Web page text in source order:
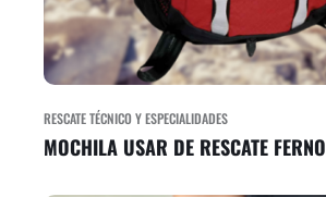
RESCATE TÉCNICO Y ESPECIALIDADES
MOCHILA USAR DE RESCATE FERNO